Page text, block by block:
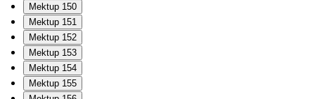
Mektup 150
Mektup 151
Mektup 152
Mektup 153
Mektup 154
Mektup 155